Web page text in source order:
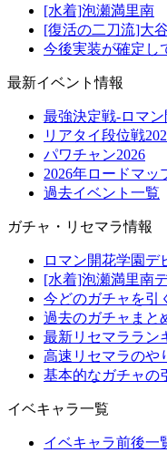
[水着]泡瀬満里南
[復活の二刀流]大
今後実装が確定し
最新イベント情報
最強決定戦-ロマ
リアタイ段位戦
パワチャン2026
2026年ロードマッ
過去イベント一覧
ガチャ・リセマラ情報
ロマン開花学園デ
[水着]泡瀬満里南
今どのガチャを引
過去のガチャまと
最新リセマララン
高速リセマラのや
基本的なガチャの
イベキャラ一覧
イベキャラ前後一